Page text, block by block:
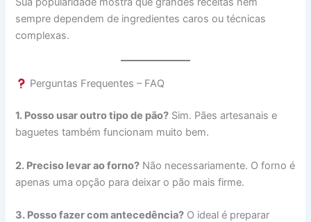
sempre dependem de ingredientes caros ou técnicas
complexas.
Perguntas Frequentes – FAQ
1. Posso usar outro tipo de pão? Sim. Pães artesanais e
baguetes também funcionam muito bem.
2. Preciso levar ao forno? Não necessariamente. O forno é
apenas uma opção para deixar o pão mais firme.
3. Posso fazer com antecedência? O ideal é preparar